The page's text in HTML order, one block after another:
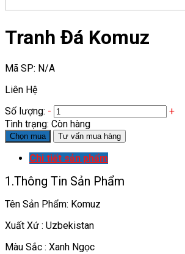
Tranh Đá Komuz
Mã SP: N/A
Liên Hệ
Số lượng: -
+
Tình trạng: Còn hàng
Chọn mua Tư vấn mua hàng
Chi tiết sản phẩm
1.Thông Tin Sản Phẩm
Tên Sản Phẩm: Komuz
Xuất Xứ : Uzbekistan
Màu Sắc : Xanh Ngọc